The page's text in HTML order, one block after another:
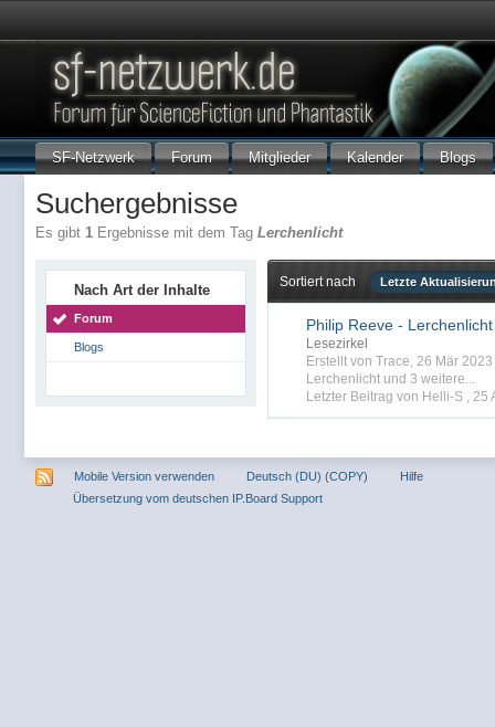
SF-Netzwerk Forum Mitglieder Kalender Blogs
Suchergebnisse
Es gibt 1 Ergebnisse mit dem Tag Lerchenlicht
Nach Art der Inhalte
Forum
Blogs
Sortiert nach Letzte
Philip Reeve - Lerchenlicht
Lesezirkel
Erstellt von Trace, 26 Mär
Lerchenlicht und 3 weitere...
Letzter Beitrag von Helli-S , 25
Mobile Version verwenden Deutsch (DU) (COPY)
Hilfe
Übersetzung vom deutschen IP.Board Support